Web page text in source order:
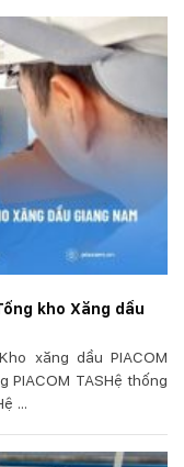
kho Xăng dầu
xăng dầu PIACOM
TASHệ thống
...